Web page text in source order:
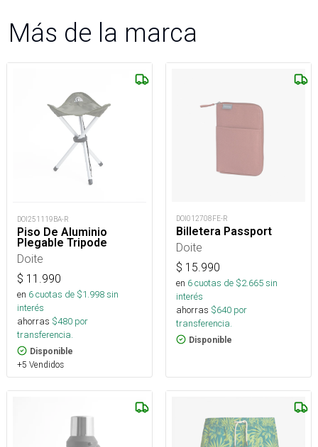
Más de la marca
DOI251119BA-R
Piso De Aluminio
Plegable Tripode
Doite
$ 11.990
en 6cuotas de $1.998sin
interés
ahorras $480 por
transferencia.
Disponible
+5 Vendidos
DOI012708FE-R
Billetera Passport
Doite
$ 15.990
en 6cuotas de $2.665sin
interés
ahorras $640 por
transferencia.
Disponible